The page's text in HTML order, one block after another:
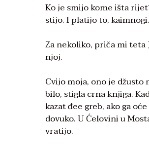
Ko je smijo kome išta
stijo. I platijo to, kaimnogi.
Za nekoliko, priča mi teta
njoj.
Cvijo moja, ono je džusto
bilo, stigla crna knjiga.
kazat đee greb, ako ga
dovuko. U Ćelovini u
vratijo.